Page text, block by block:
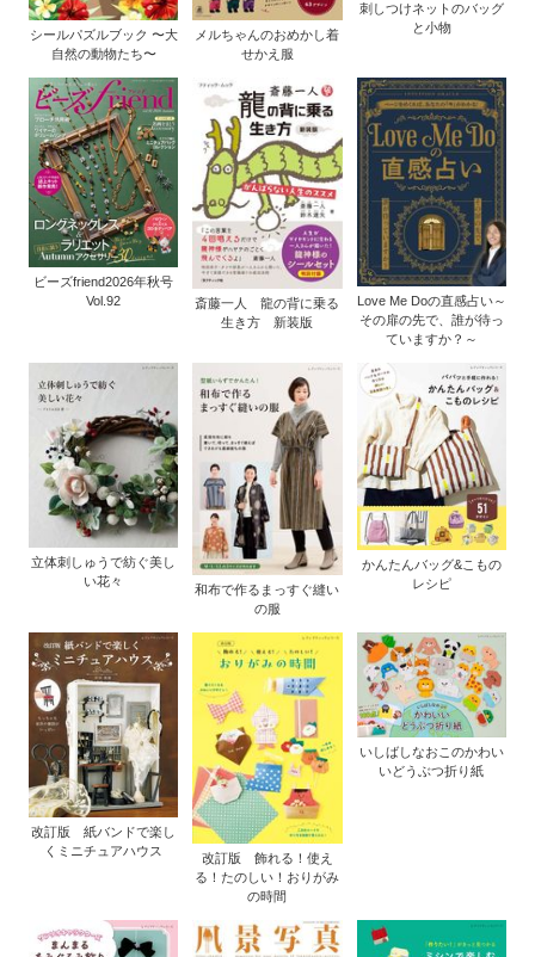
シールパズルブック 〜大
自然の動物たち〜
メルちゃんのおめかし着
せかえ服
刺しつけネットのバッグ
と小物
ビーズfriend2026年秋号
Vol.92
斎藤一人 龍の背に乗る
生き方 新装版
Love Me Doの直感占い～
その扉の先で、誰が待っ
ていますか？～
立体刺しゅうで紡ぐ美し
い花々
和布で作るまっすぐ縫い
の服
かんたんバッグ&こもの
レシピ
改訂版 紙バンドで楽し
くミニチュアハウス
改訂版 飾れる！使え
る！たのしい！おりがみ
の時間
いしばしなおこのかわい
いどうぶつ折り紙